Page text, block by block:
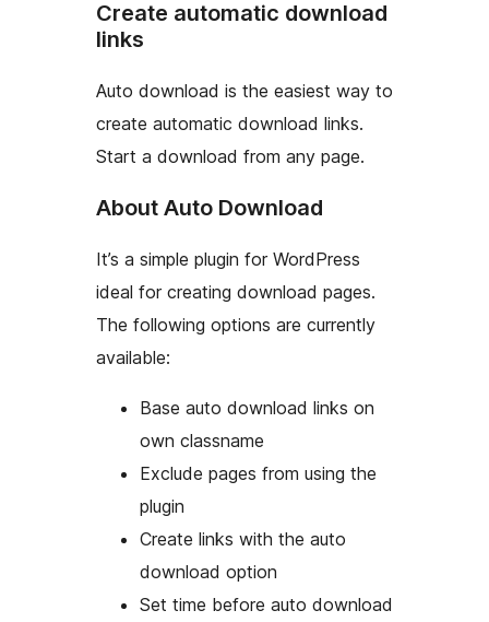
Create automatic download
links
Auto download is the easiest way to
create automatic download links.
Start a download from any page.
About Auto Download
It’s a simple plugin for WordPress
ideal for creating download pages.
The following options are currently
available:
Base auto download links on
own classname
Exclude pages from using the
plugin
Create links with the auto
download option
Set time before auto download